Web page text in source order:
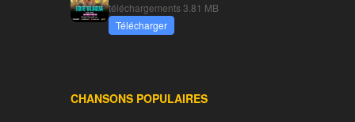
téléchargements3.81 MB
Télécharger
CHANSONS POPULAIRES